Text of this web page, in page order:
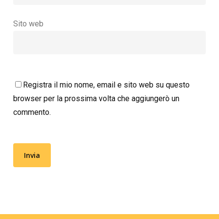
Sito web
Registra il mio nome, email e sito web su questo
browser per la prossima volta che aggiungerò un
commento.